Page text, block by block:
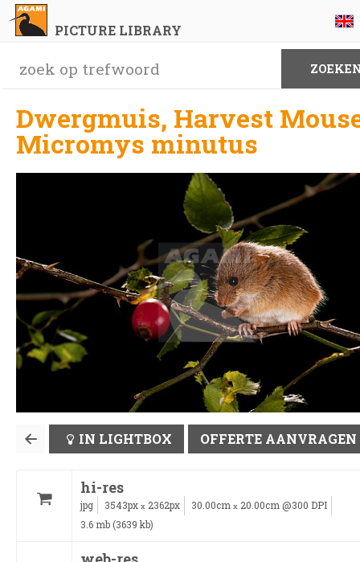
PICTURE LIBRARY
Dwergmuis, Harvest
Micromys minutus
IN LIGHTBOX OFFERTE AANVRAGEN
hi-res
jpg 3543px x 2362px 30.00cm x 20.00cm @300 DPI
3.6 mb (3639 kb)